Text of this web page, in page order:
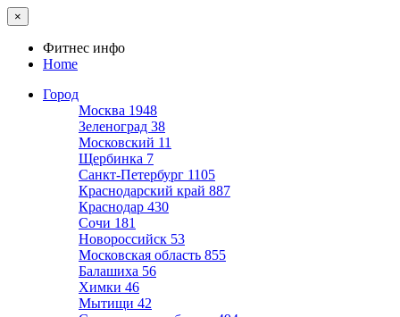
×
Фитнес инфо
Home
Город
Москва 1948
Зеленоград 38
Московский 11
Щербинка 7
Санкт-Петербург 1105
Краснодарский край 887
Краснодар 430
Сочи 181
Новороссийск 53
Московская область 855
Балашиха 56
Химки 46
Мытищи 42